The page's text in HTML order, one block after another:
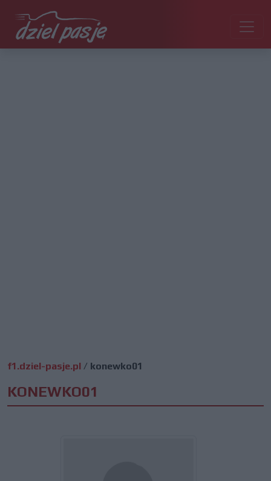
f1.dziel-pasje.pl / konewko01
KONEWKO01